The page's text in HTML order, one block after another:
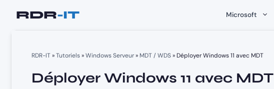
Microsoft
RDR-IT»Tutoriels»Windows Serveur» MDT / WDS» Déployer Windows 11 avec MDT
Déployer Windows 11 avec MDT